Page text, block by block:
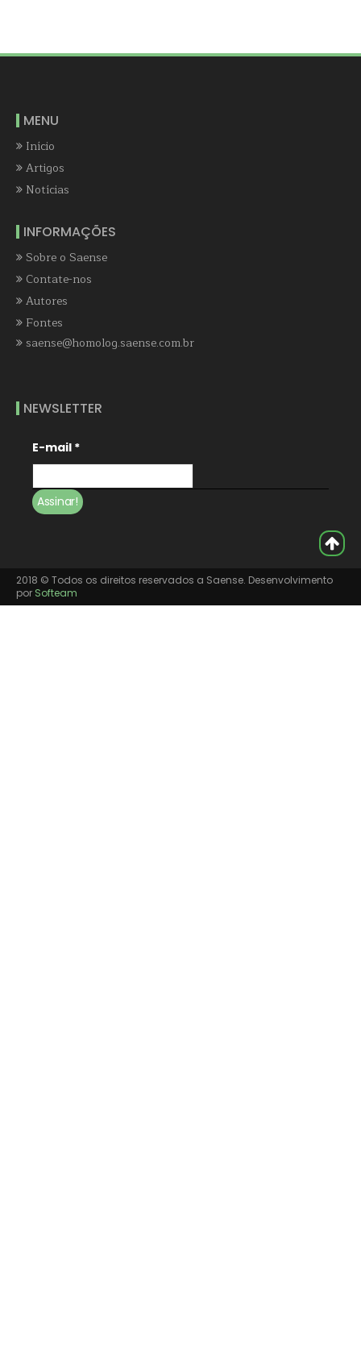
MENU
Início
Artigos
Notícias
INFORMAÇÕES
Sobre o Saense
Contate-nos
Autores
Fontes
saense@homolog.saense.com.br
NEWSLETTER
E-mail *
2018 © Todos os direitos reservados a Saense. Desenvolvimento
por Softeam